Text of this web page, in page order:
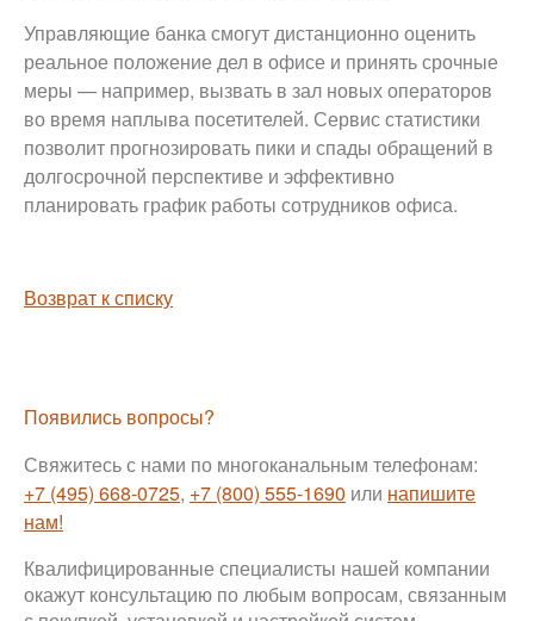
Управляющие банка смогут дистанционно оценить
реальное положение дел в офисе и принять срочные
меры — например, вызвать в зал новых операторов
во время наплыва посетителей. Сервис статистики
позволит прогнозировать пики и спады обращений в
долгосрочной перспективе и эффективно
планировать график работы сотрудников офиса.
Возврат к списку
Появились вопросы?
Свяжитесь с нами по многоканальным телефонам:
+7 (495) 668-0725, +7 (800) 555-1690 или напишите
нам!
Квалифицированные специалисты нашей компании
окажут консультацию по любым вопросам, связанным